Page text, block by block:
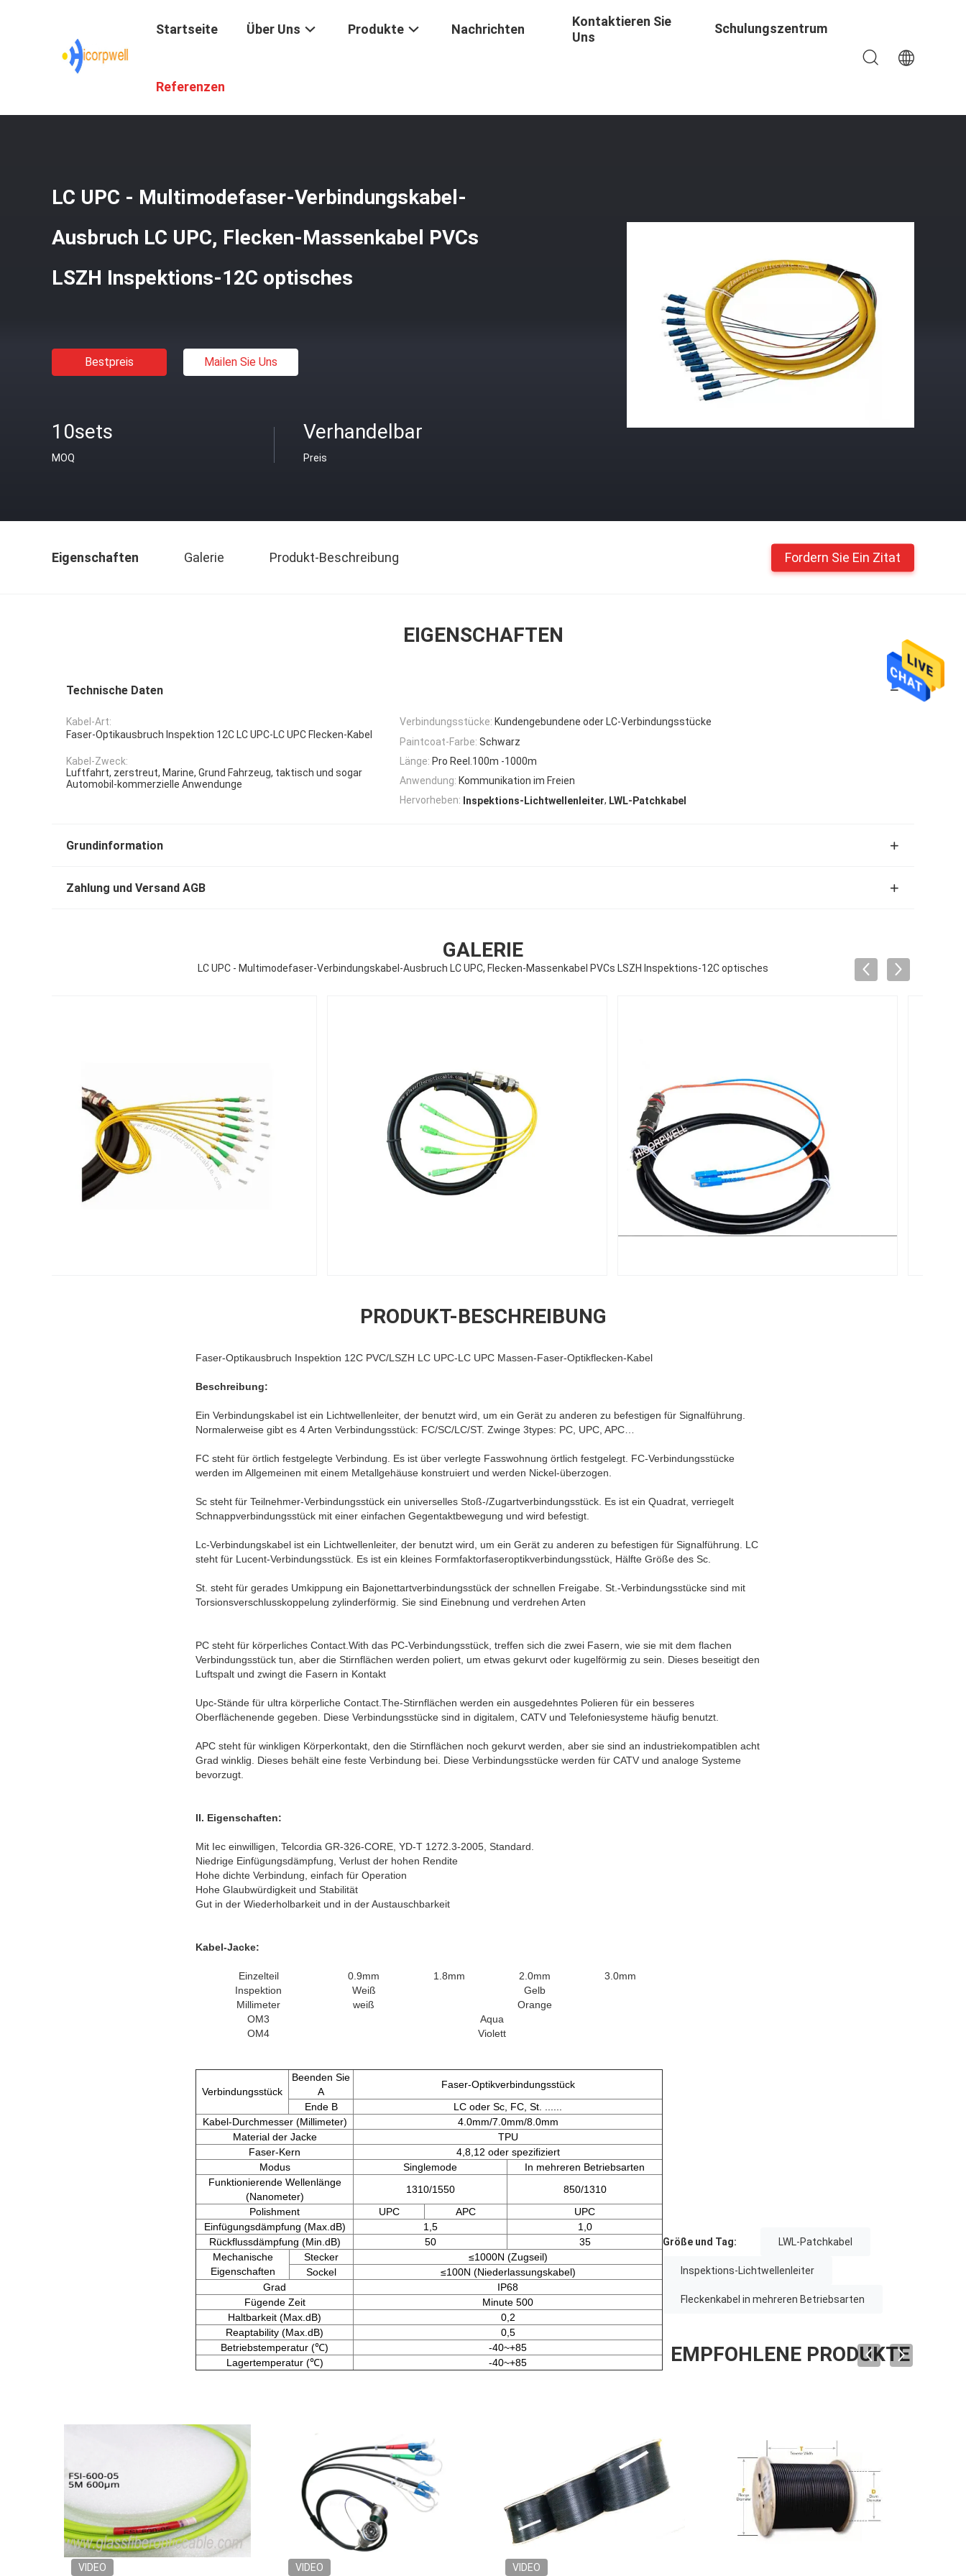
Startseite Über Uns Produkte Nachrichten
Kontaktieren Sie
Uns
Schulungszentrum
Referenzen
LC UPC - Multimodefaser-Verbindungskabel-
Ausbruch LC UPC, Flecken-Massenkabel PVCs
LSZH Inspektions-12C optisches
Bestpreis Mailen Sie Uns
10sets
MOQ
Verhandelbar
Preis
Eigenschaften Galerie Produkt-Beschreibung Fordern Sie Ein Zitat
EIGENSCHAFTEN
Technische Daten
Kabel-Art:
Faser-Optikausbruch Inspektion 12C LC UPC-LC UPC Flecken-Kabel
Verbindungsstücke: Kundengebundene oder LC-Verbindungsstücke
Paintcoat-Farbe: Schwarz
Kabel-Zweck:
Luftfahrt, zerstreut, Marine, Grund Fahrzeug, taktisch und sogar
Automobil-kommerzielle Anwendunge
Länge: Pro Reel.100m -1000m
Anwendung: Kommunikation im Freien
Hervorheben: Inspektions-Lichtwellenleiter, LWL-Patchkabel
Grundinformation
Zahlung und Versand AGB
GALERIE
LC UPC - Multimodefaser-Verbindungskabel-Ausbruch LC UPC, Flecken-Massenkabel PVCs LSZH Inspektions-12C optisches
PRODUKT-BESCHREIBUNG
Faser-Optikausbruch Inspektion 12C PVC/LSZH LC UPC-LC UPC Massen-Faser-Optikflecken-Kabel
Beschreibung:
Ein Verbindungskabel ist ein Lichtwellenleiter, der benutzt wird, um ein Gerät zu anderen zu befestigen für Signalführung.
Normalerweise gibt es 4 Arten Verbindungsstück: FC/SC/LC/ST. Zwinge 3types: PC, UPC, APC…
FC steht für örtlich festgelegte Verbindung. Es ist über verlegte Fasswohnung örtlich festgelegt. FC-Verbindungsstücke
werden im Allgemeinen mit einem Metallgehäuse konstruiert und werden Nickel-überzogen.
Sc steht für Teilnehmer-Verbindungsstück ein universelles Stoß-/Zugartverbindungsstück. Es ist ein Quadrat, verriegelt
Schnappverbindungsstück mit einer einfachen Gegentaktbewegung und wird befestigt.
Lc-Verbindungskabel ist ein Lichtwellenleiter, der benutzt wird, um ein Gerät zu anderen zu befestigen für Signalführung. LC
steht für Lucent-Verbindungsstück. Es ist ein kleines Formfaktorfaseroptikverbindungsstück, Hälfte Größe des Sc.
St. steht für gerades Umkippung ein Bajonettartverbindungsstück der schnellen Freigabe. St.-Verbindungsstücke sind mit
Torsionsverschlusskoppelung zylinderförmig. Sie sind Einebnung und verdrehen Arten
PC steht für körperliches Contact.With das PC-Verbindungsstück, treffen sich die zwei Fasern, wie sie mit dem flachen
Verbindungsstück tun, aber die Stirnflächen werden poliert, um etwas gekurvt oder kugelförmig zu sein. Dieses beseitigt den
Luftspalt und zwingt die Fasern in Kontakt
Upc-Stände für ultra körperliche Contact.The-Stirnflächen werden ein ausgedehntes Polieren für ein besseres
Oberflächenende gegeben. Diese Verbindungsstücke sind in digitalem, CATV und Telefoniesysteme häufig benutzt.
APC steht für winkligen Körperkontakt, den die Stirnflächen noch gekurvt werden, aber sie sind an industriekompatiblen acht
Grad winklig. Dieses behält eine feste Verbindung bei. Diese Verbindungsstücke werden für CATV und analoge Systeme
bevorzugt.
II. Eigenschaften:
Mit Iec einwilligen, Telcordia GR-326-CORE, YD-T 1272.3-2005, Standard.
Niedrige Einfügungsdämpfung, Verlust der hohen Rendite
Hohe dichte Verbindung, einfach für Operation
Hohe Glaubwürdigkeit und Stabilität
Gut in der Wiederholbarkeit und in der Austauschbarkeit
Kabel-Jacke:
Einzelteil 0.9mm 1.8mm 2.0mm
3.0mm
Inspektion
Weiß
Gelb
Millimeter
weiß
Orange
OM3
Aqua
OM4
Violett
Verbindungsstück
Beenden Sie
A
Faser-Optikverbindungsstück
Ende B
LC oder Sc, FC, St. ......
Kabel-Durchmesser (Millimeter)
4.0mm/7.0mm/8.0mm
Material der Jacke
TPU
Faser-Kern
4,8,12 oder spezifiziert
Modus
Singlemode
In mehreren Betriebsarten
Funktionierende Wellenlänge
(Nanometer)
1310/1550
850/1310
Polishment
UPC APC
UPC
Einfügungsdämpfung (Max.dB)
1,5
1,0
Rückflussdämpfung (Min.dB)
50
35
Mechanische
Eigenschaften
Stecker
≤1000N (Zugseil)
Sockel
≤100N (Niederlassungskabel)
Grad
IP68
Fügende Zeit
Minute 500
Haltbarkeit (Max.dB)
0,2
Reaptability (Max.dB)
0,5
Betriebstemperatur (℃)
-40~+85
Lagertemperatur (℃)
-40~+85
Größe und Tag: LWL-Patchkabel
Inspektions-Lichtwellenleiter
Fleckenkabel in mehreren Betriebsarten
EMPFOHLENE PRODUKTE
VIDEO VIDEO VIDEO